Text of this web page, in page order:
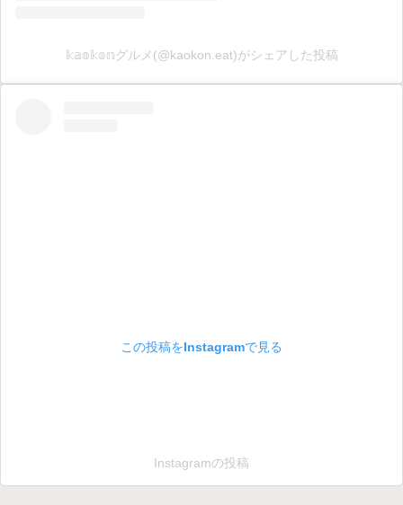
𝕜𝕒𝕠𝕜𝕠𝕟グルメ(@kaokon.eat)がシェアした投稿
この投稿をInstagramで見る
Instagramの投稿